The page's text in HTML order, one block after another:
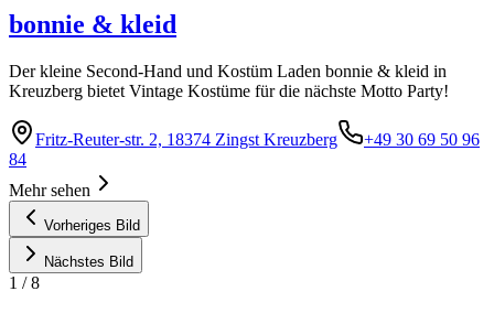
bonnie & kleid
Der kleine Second-Hand und Kostüm Laden bonnie & kleid in
Kreuzberg bietet Vintage Kostüme für die nächste Motto Party!
Fritz-Reuter-str. 2, 18374 Zingst Kreuzberg
+49 30 69 50 96
84
Mehr sehen
Vorheriges Bild
Nächstes Bild
1 /8